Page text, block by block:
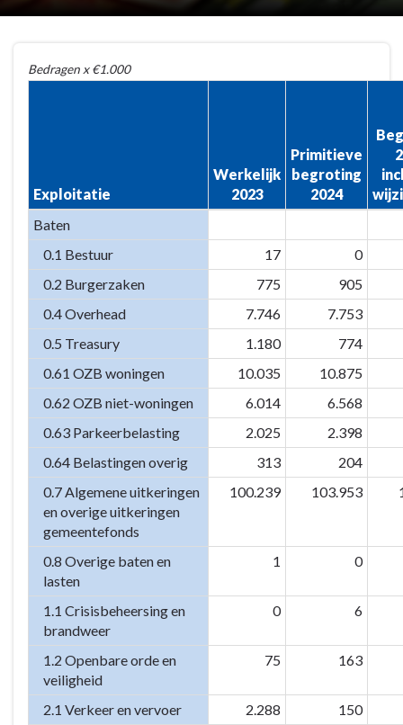
taakvelden
Overzicht
taakvelden
Bedragen x €1.000
Exploitatie
Werkelijk
2023
Primitieve
begroting
2024
Baten
0.1 Bestuur
17
0
0.2 Burgerzaken
775
905
0.4 Overhead
7.746
7.753
0.5 Treasury
1.180
774
0.61 OZB woningen
10.035
10.875
0.62 OZB niet-woningen
6.014
6.568
0.63 Parkeerbelasting
2.025
2.398
0.64 Belastingen overig
313
204
0.7 Algemene uitkeringen
en overige uitkeringen
gemeentefonds
100.239 103.953
0.8 Overige baten en
lasten
1 0
1.1 Crisisbeheersing en
brandweer
0 6
1.2 Openbare orde en
veiligheid
75 163
2.1 Verkeer en vervoer 2.288
150